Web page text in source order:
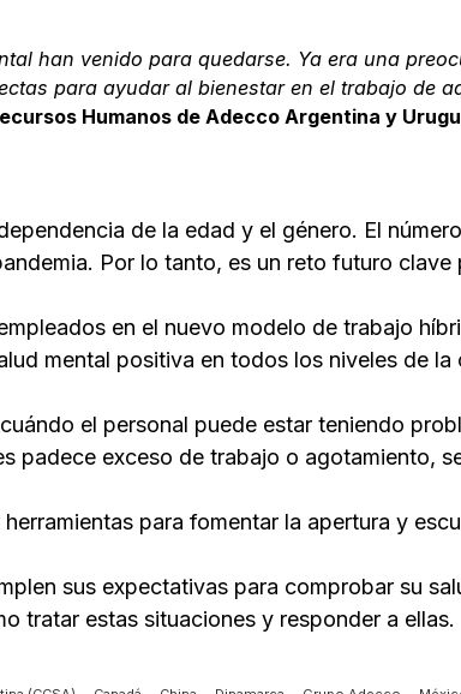
han venido para quedarse. Ya era una
para ayudar al bienestar en el trabajo de
Humanos de Adecco Argentina y
de la edad y el género. El
Por lo tanto, es un reto futuro clave
en el nuevo modelo de trabajo
mental positiva en todos los niveles de la
el personal puede estar teniendo
padece exceso de trabajo o agotamiento,
para fomentar la apertura y
sus expectativas para comprobar su
tratar estas situaciones y responder a ellas.